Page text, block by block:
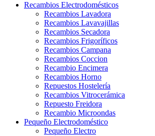
Recambios Electrodomésticos
Recambios Lavadora
Recambios Lavavajillas
Recambios Secadora
Recambios Frigoríficos
Recambios Campana
Recambios Coccion
Recambio Encimera
Recambios Horno
Repuestos Hostelería
Recambios Vitrocerámica
Repuesto Freidora
Recambio Microondas
Pequeño Electrodoméstico
Pequeño Electro